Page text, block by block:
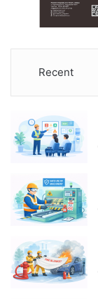
Recent